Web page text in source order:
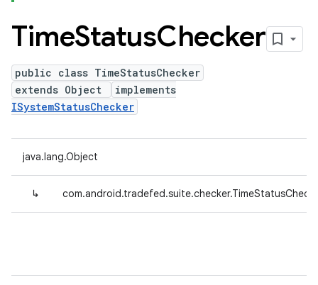
TimeStatusChecker
public class TimeStatusChecker
extends Object
implements
ISystemStatusChecker
java.lang.Object
↳